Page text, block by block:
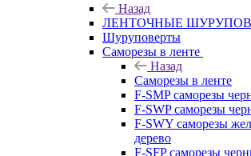
Назад
ЛЕНТОЧНЫЕ
Шуруповерты
Саморезы в ленте
Назад
Саморезы в ленте
F-SMP саморезы
F-SWP саморезы
F-SWY саморезы
дерево
F-SFP саморезы